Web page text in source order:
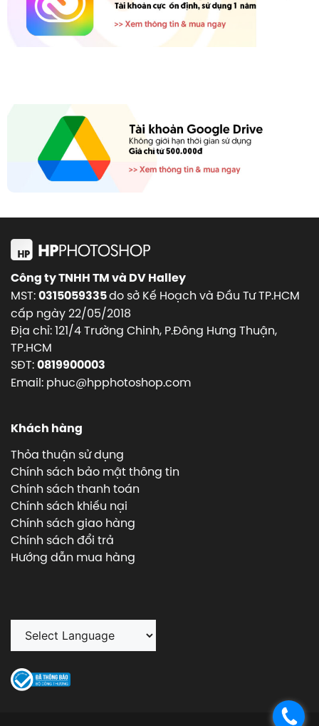
.
Công ty TNHH TM và DV Halley
MST:0315059335do sở Kế Hoạch và Đầu Tư TP.HCM
cấp ngày 22/05/2018
Địa chỉ: 121/4 Trường Chinh, P.Đông Hưng Thuận,
TP.HCM
SĐT:0819900003
Email: phuc@hpphotoshop.com
Khách hàng
Thỏa thuận sử dụng
Chính sách bảo mật thông tin
Chính sách thanh toán
Chính sách khiếu nại
Chính sách giao hàng
Chính sách đổi trả
Hướng dẫn mua hàng